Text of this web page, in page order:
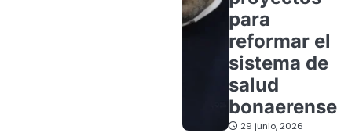
para
reformar el
sistema de
salud
bonaerense
29 junio, 2026